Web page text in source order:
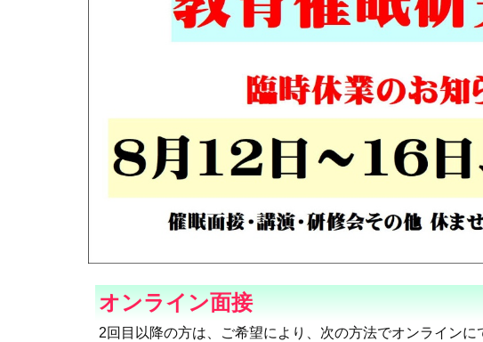
オンライン面接
2回目以降の方は、ご希望により、次の方法でオンラインに